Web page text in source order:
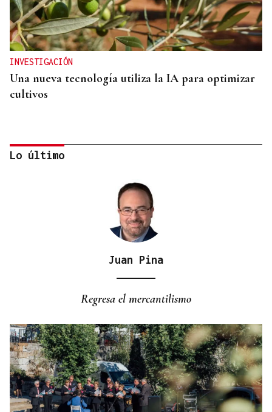
INVESTIGACIÓN
Una nueva tecnología utiliza la IA para optimizar
cultivos
acaricia los históricos 20.100 puntos
Lo último
Juan Pina
Regresa el mercantilismo